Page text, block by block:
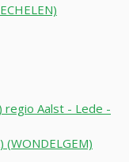
regio Aalst - Lede -